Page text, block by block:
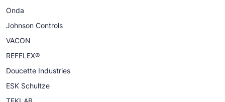
Onda
Johnson Controls
VACON
REFFLEX®
Doucette Industries
ESK Schultze